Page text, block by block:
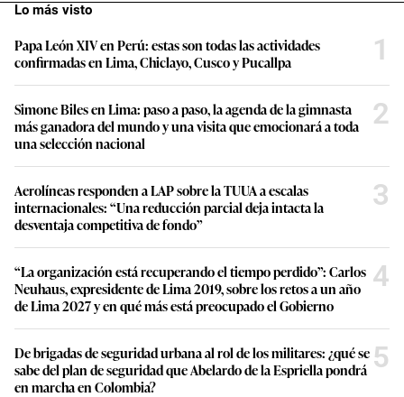
Lo más visto
Papa León XIV en Perú: estas son todas las actividades
confirmadas en Lima, Chiclayo, Cusco y Pucallpa
1
Simone Biles en Lima: paso a paso, la agenda de la gimnasta
más ganadora del mundo y una visita que emocionará a toda
una selección nacional
2
Aerolíneas responden a LAP sobre la TUUA a escalas
internacionales: “Una reducción parcial deja intacta la
desventaja competitiva de fondo”
3
“La organización está recuperando el tiempo perdido”: Carlos
Neuhaus, expresidente de Lima 2019, sobre los retos a un año
de Lima 2027 y en qué más está preocupado el Gobierno
4
De brigadas de seguridad urbana al rol de los militares: ¿qué se
sabe del plan de seguridad que Abelardo de la Espriella pondrá
en marcha en Colombia?
5